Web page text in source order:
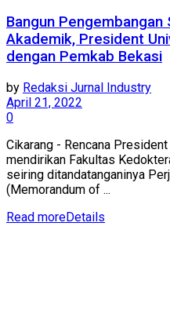
Bangun
Akademik, President
dengan Pemkab Bekasi
by Redaksi Jurnal Industry
April 21, 2022
0
Cikarang - Rencana
mendirikan Fakultas
seiring ditandatanganinya
(Memorandum of ...
Read moreDetails